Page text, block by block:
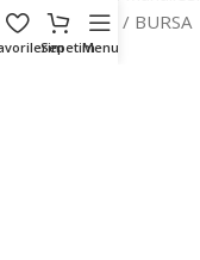
/ a Osmangazi / BURSA
SepetimMenu